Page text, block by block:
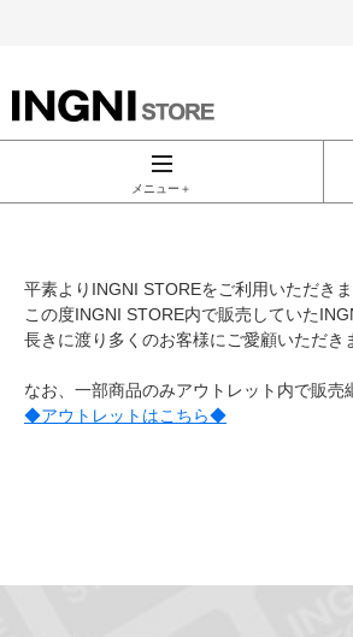
INGNI（イン
グ）公式通
STORE
メニュー＋
平素よりINGNI STOREをご利用いただき
この度INGNI STORE内で販売していた
長きに渡り多くのお客様にご愛顧いただき
なお、一部商品のみアウトレット内で販売
◆アウトレットはこちら◆